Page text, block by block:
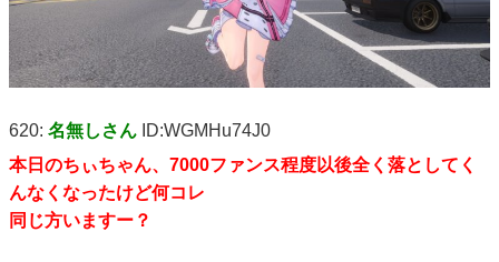
620: 名無しさん ID:WGMHu74J0
本日のちぃちゃん、7000ファンス程度以後全く落としてく
んなくなったけど何コレ
同じ方いますー？